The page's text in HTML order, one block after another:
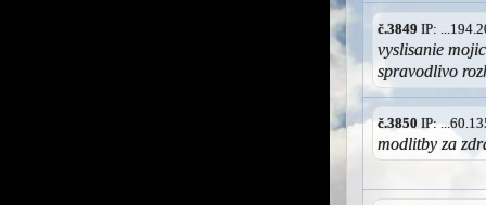
č.3849 IP:
vyslisanie
spravodlivo
č.3850 IP:
modlitby za